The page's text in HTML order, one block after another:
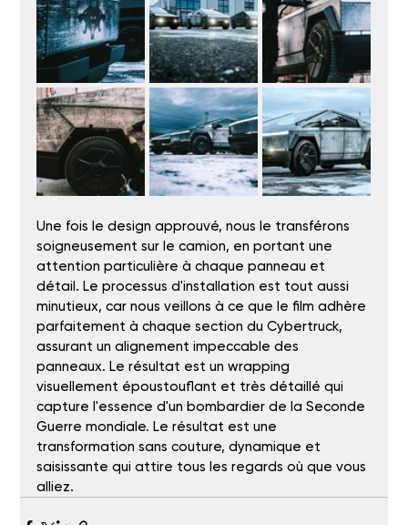
Une fois le design approuvé, nous le transférons
soigneusement sur le camion, en portant une
attention particulière à chaque panneau et
détail. Le processus d'installation est tout aussi
minutieux, car nous veillons à ce que le film adhère
parfaitement à chaque section du Cybertruck,
assurant un alignement impeccable des
panneaux. Le résultat est un wrapping
visuellement époustouflant et très détaillé qui
capture l'essence d'un bombardier de la Seconde
Guerre mondiale. Le résultat est une
transformation sans couture, dynamique et
saisissante qui attire tous les regards où que vous
alliez.